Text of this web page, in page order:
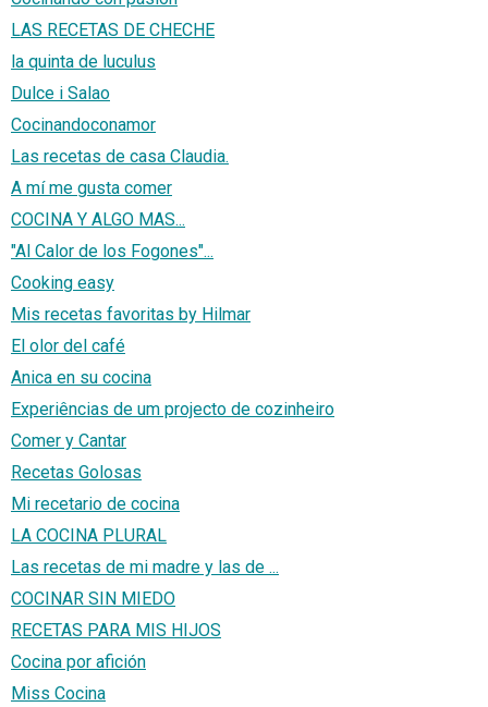
LAS RECETAS DE CHECHE
la quinta de luculus
Dulce i Salao
Cocinandoconamor
Las recetas de casa Claudia.
A mí me gusta comer
COCINA Y ALGO MAS...
"Al Calor de los Fogones"...
Cooking easy
Mis recetas favoritas by Hilmar
El olor del café
Anica en su cocina
Experiências de um projecto de cozinheiro
Comer y Cantar
Recetas Golosas
Mi recetario de cocina
LA COCINA PLURAL
Las recetas de mi madre y las de ...
COCINAR SIN MIEDO
RECETAS PARA MIS HIJOS
Cocina por afición
Miss Cocina